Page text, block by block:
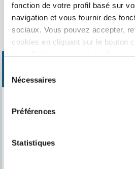
fonction de votre profil basé sur
navigation et vous fournir des
sociaux. Vous pouvez accepter,
cookies en cliquant sur le bouton
pied de page de ce site web.
Nécessaires
Préférences
Statistiques
Kits de nettoyage
Trouvez notre